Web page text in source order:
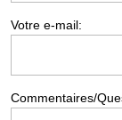
Votre e-mail:
Commentaires/